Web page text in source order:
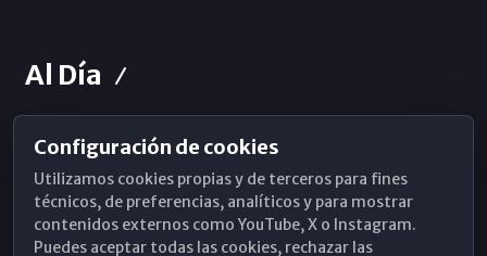
Al Día
Horarios de Misa
Hemeroteca
WhatsApp
Configuración de cookies
Utilizamos cookies propias y de terceros para fines
técnicos, de preferencias, analíticos y para mostrar
contenidos externos como YouTube, X o Instagram.
Puedes aceptar todas las cookies, rechazar las